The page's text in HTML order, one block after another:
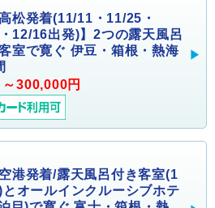
松発着(11/11・11/25・
12/16出発)】2つの露天風呂
室で寛ぐ 伊豆・箱根・熱海
300,000円
港発着/露天風呂付き客室(1
とオールインクルーシブホテ